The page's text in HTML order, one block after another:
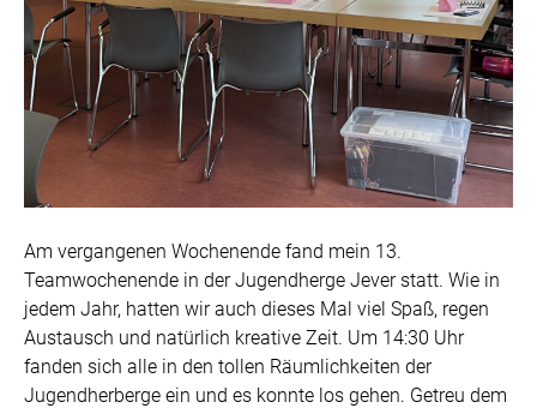
Am vergangenen Wochenende fand mein 13.
Teamwochenende in der Jugendherge Jever statt. Wie in
jedem Jahr, hatten wir auch dieses Mal viel Spaß, regen
Austausch und natürlich kreative Zeit. Um 14:30 Uhr
fanden sich alle in den tollen Räumlichkeiten der
Jugendherberge ein und es konnte los gehen. Getreu dem